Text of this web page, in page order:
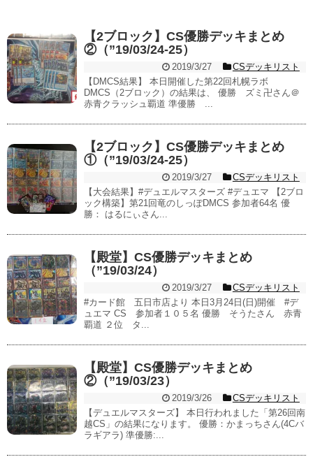
【2ブロック】CS優勝デッキまとめ
②（”19/03/24-25）
2019/3/27
CSデッキリスト
【DMCS結果】 本日開催した第22回札幌ラボ
DMCS（2ブロック）の結果は、 優勝 ズミ卍さん＠
赤青クラッシュ覇道 準優勝 ...
【2ブロック】CS優勝デッキまとめ
①（”19/03/24-25）
2019/3/27
CSデッキリスト
【大会結果】#デュエルマスターズ #デュエマ 【2ブロ
ック構築】第21回竜のしっぽDMCS 参加者64名 優
勝： はるにぃさん...
【殿堂】CS優勝デッキまとめ
（”19/03/24）
2019/3/27
CSデッキリスト
#カード館 五日市店より 本日3月24日(日)開催 #デ
ュエマ CS 参加者１０５名 優勝 そうたさん 赤青
覇道 ２位 タ...
【殿堂】CS優勝デッキまとめ
②（”19/03/23）
2019/3/26
CSデッキリスト
【デュエルマスターズ】 本日行われました「第26回南
越CS」の結果になります。 優勝：かまっちさん(4Cバ
ラギアラ) 準優勝:...